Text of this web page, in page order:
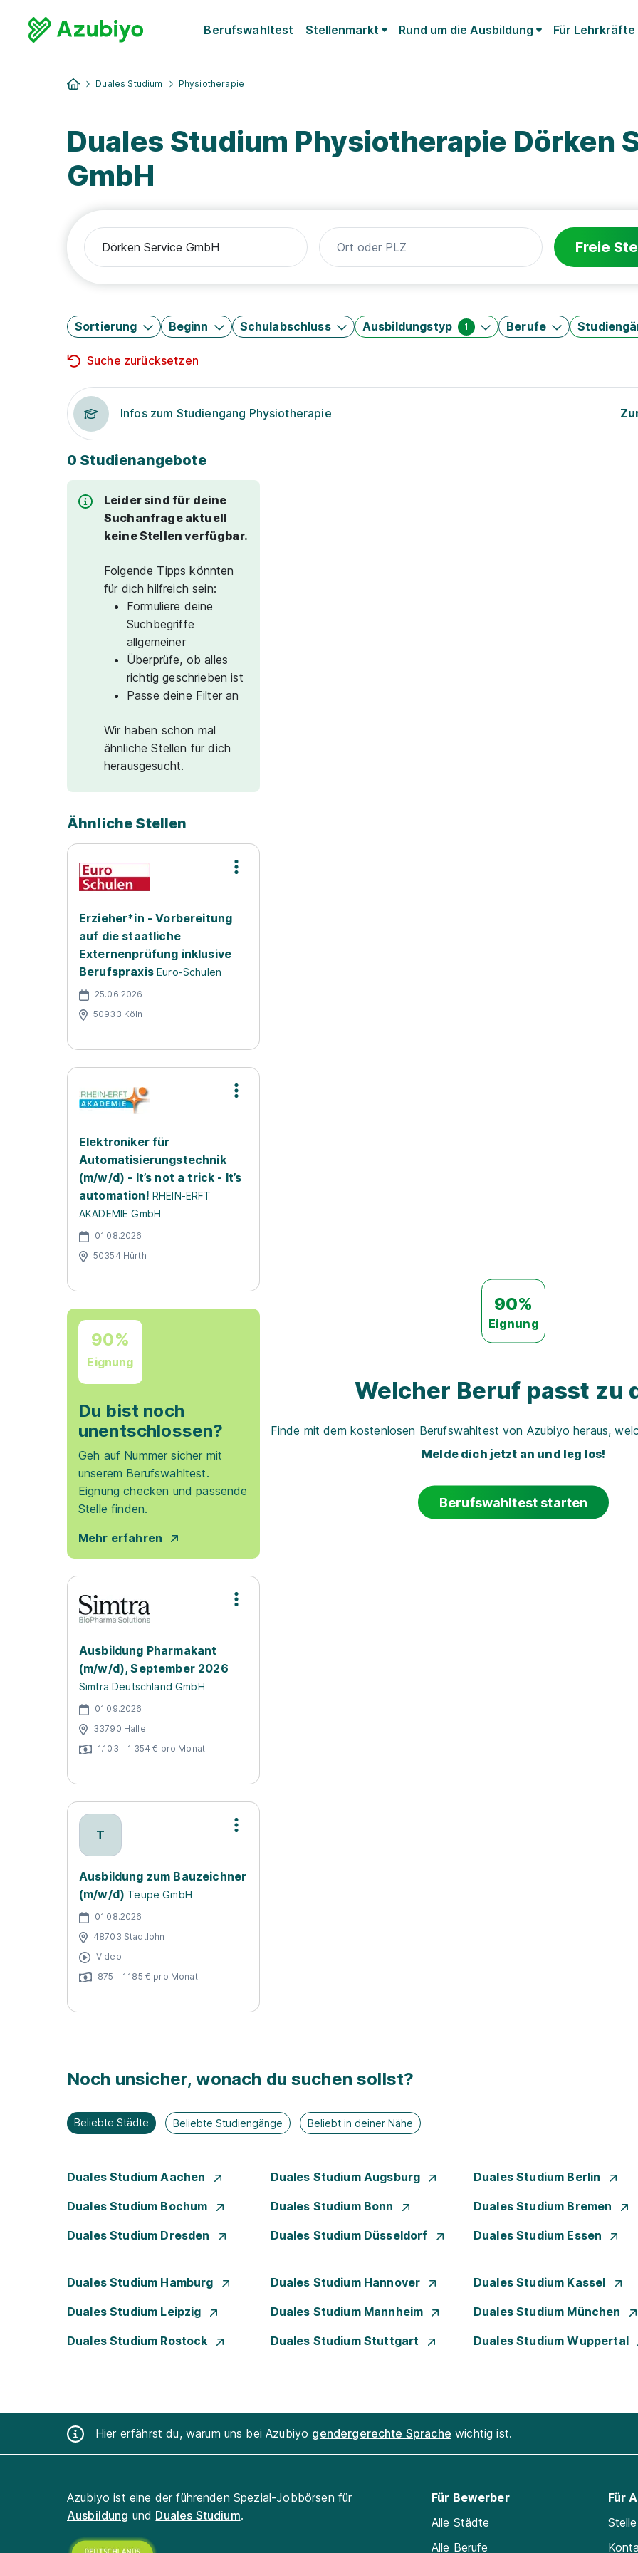
Berufswahltest Stellenmarkt Rund um die Ausbildung Für Lehrkräfte
Duales Studium Physiotherapie
Duales Studium Physiotherapie Dörken
GmbH
Freie
Sortierung Beginn Schulabschluss Ausbildungstyp 1 Berufe
Suche zurücksetzen
Infos zum Studiengang Physiotherapie
0 Studienangebote
Leider sind für deine
Suchanfrage aktuell
keine Stellen verfügbar.
Folgende Tipps könnten
für dich hilfreich sein:
Formuliere deine
Suchbegriffe
allgemeiner
Überprüfe, ob alles
richtig geschrieben ist
Passe deine Filter an
Wir haben schon mal
ähnliche Stellen für dich
herausgesucht.
Ähnliche Stellen
Erzieher*in - Vorbereitung
auf die staatliche
Externenprüfung inklusive
Berufspraxis Euro-Schulen
25.06.2026
50933 Köln
Elektroniker für
Automatisierungstechnik
(m/w/d) - It’s not a trick - It’s
automation! RHEIN-ERFT
AKADEMIE GmbH
01.08.2026
50354 Hürth
90%
Eignung
Du bist noch
unentschlossen?
Geh auf Nummer sicher mit
unserem Berufswahltest.
Eignung checken und passende
Stelle finden.
Mehr erfahren
Ausbildung Pharmakant
(m/w/d), September 2026
Simtra Deutschland GmbH
01.09.2026
33790 Halle
1.103 - 1.354 € pro Monat
T
Ausbildung zum Bauzeichner
(m/w/d) Teupe GmbH
01.08.2026
48703 Stadtlohn
Video
875 - 1.185 € pro Monat
90%
Eignung
Welcher Beruf passt zu
Finde mit dem kostenlosen Berufswahltest von Azubiyo heraus,
Melde dich jetzt an und leg los!
Berufswahltest starten
Noch unsicher, wonach du suchen sollst?
Beliebte Städte Beliebte Studiengänge Beliebt in deiner Nähe
Duales Studium Aachen Duales Studium Augsburg Duales Studium Berlin
Duales Studium Bochum Duales Studium Bonn Duales Studium Bremen
Duales Studium Dresden Duales Studium Düsseldorf Duales Studium Essen
Duales Studium Hamburg Duales Studium Hannover Duales Studium Kassel
Duales Studium Leipzig Duales Studium Mannheim Duales Studium München
Duales Studium Rostock Duales Studium Stuttgart Duales Studium Wuppertal
Hier erfährst du, warum uns bei Azubiyo gendergerechte Sprache wichtig ist.
Azubiyo ist eine der führenden Spezial-Jobbörsen für
Ausbildung und Duales Studium.
Für Bewerber
Alle Städte
Alle Berufe
Für